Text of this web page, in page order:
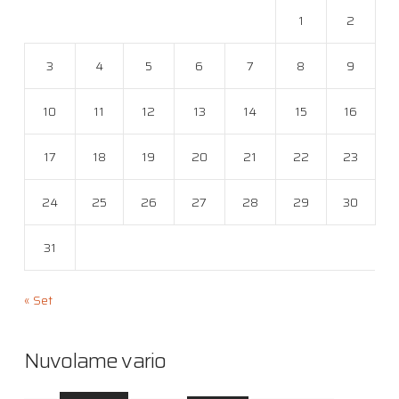
1 2
3 4 5 6 7 8 9
10 11 12 13 14 15 16
17 18 19 20 21 22 23
24 25 26 27 28 29 30
31
« Set
Nuvolame vario